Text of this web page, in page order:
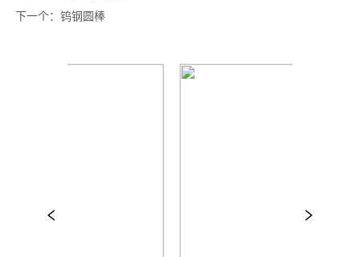
下一个： 钨钢圆棒